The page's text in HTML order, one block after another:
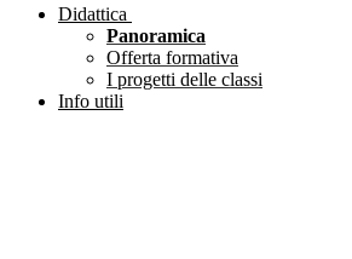
Didattica
Panoramica
Offerta formativa
I progetti delle classi
Info utili